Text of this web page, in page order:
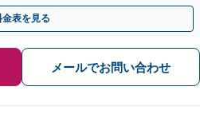
メール・WEB相談可】
金表を見る
メールでお問い合わせ